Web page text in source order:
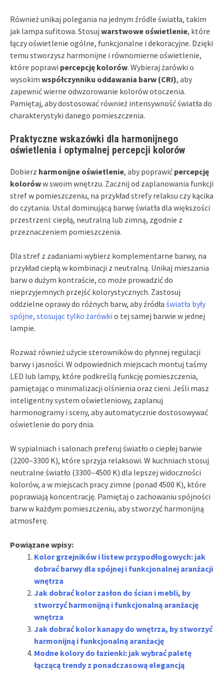
Również unikaj polegania na jednym źródle światła, takim
jak lampa sufitowa. Stosuj warstwowe oświetlenie, które
łączy oświetlenie ogólne, funkcjonalne i dekoracyjne. Dzięki
temu stworzysz harmonijne i równomierne oświetlenie,
które poprawi percepcję kolorów. Wybieraj żarówki o
wysokim współczynniku oddawania barw (CRI), aby
zapewnić wierne odwzorowanie kolorów otoczenia.
Pamiętaj, aby dostosować również intensywność światła do
charakterystyki danego pomieszczenia.
Praktyczne wskazówki dla harmonijnego
oświetlenia i optymalnej percepcji kolorów
Dobierz harmonijne oświetlenie, aby poprawić percepcję
koloróww swoim wnętrzu. Zacznij od zaplanowania funkcji
stref w pomieszczeniu, na przykład strefy relaksu czy kącika
do czytania. Ustal dominującą barwę światła dla większości
przestrzeni: ciepłą, neutralną lub zimną, zgodnie z
przeznaczeniem pomieszczenia.
Dla stref z zadaniami wybierz komplementarne barwy, na
przykład ciepłą w kombinacji z neutralną. Unikaj mieszania
barw o dużym kontraście, co może prowadzić do
nieprzyjemnych przejść kolorystycznych. Zastosuj
oddzielne oprawy do różnych barw, aby źródła światła były
spójne, stosując tylko żarówki o tej samej barwie w jednej
lampie.
Rozważ również użycie sterowników do płynnej regulacji
barwy i jasności. W odpowiednich miejscach montuj taśmy
LED lub lampy, które podkreślą funkcję pomieszczenia,
pamiętając o minimalizacji olśnienia oraz cieni. Jeśli masz
inteligentny system oświetleniowy, zaplanuj
harmonogramy i sceny, aby automatycznie dostosowywać
oświetlenie do pory dnia.
W sypialniach i salonach preferuj światło o ciepłej barwie
(2200–3300 K), które sprzyja relaksowi. W kuchniach stosuj
neutralne światło (3300–4500 K) dla lepszej widoczności
kolorów, a w miejscach pracy zimne (ponad 4500 K), które
poprawiają koncentrację. Pamiętaj o zachowaniu spójności
barw w każdym pomieszczeniu, aby stworzyć harmonijną
atmosferę.
Powiązane wpisy:
Kolor grzejników i listew przypodłogowych: jak
dobrać barwy dla spójnej i funkcjonalnej aranżacji
wnętrza
Jak dobrać kolor zasłon do ścian i mebli, by
stworzyć harmonijną i funkcjonalną aranżację
wnętrza
Jak dobrać kolor kanapy do wnętrza, by stworzyć
harmonijną i funkcjonalną aranżację
Modne kolory do łazienki: jak wybrać paletę
łączącą trendy z ponadczasową elegancją